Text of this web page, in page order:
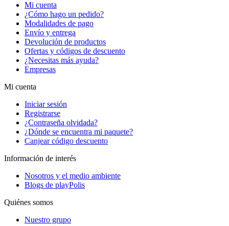
Mi cuenta
¿Cómo hago un pedido?
Modalidades de pago
Envío y entrega
Devolución de productos
Ofertas y códigos de descuento
¿Necesitas más ayuda?
Empresas
Mi cuenta
Iniciar sesión
Registrarse
¿Contraseña olvidada?
¿Dónde se encuentra mi paquete?
Canjear código descuento
Información de interés
Nosotros y el medio ambiente
Blogs de playPolis
Quiénes somos
Nuestro grupo